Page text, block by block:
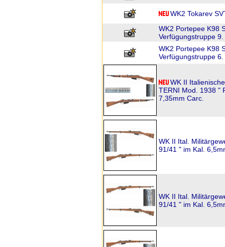
WK2 Tokarev
WK2 Portepee K98
Verfügungstruppe 9.
WK2 Portepee K98
Verfügungstruppe 6.
WK II
TERNI Mod. 1938 "
7,35mm Carc.
WK II Ital.
91/41 " im Kal.
WK II Ital.
91/41 " im Kal.